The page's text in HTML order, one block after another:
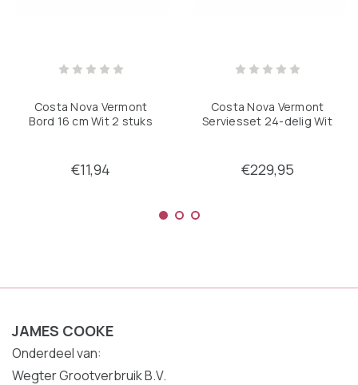
Costa Nova Vermont
Bord 16 cm Wit 2 stuks
€11,94
Costa Nova Vermont
Serviesset 24-delig Wit
€229,95
JAMES COOKE
Onderdeel van:
Wegter Grootverbruik B.V.